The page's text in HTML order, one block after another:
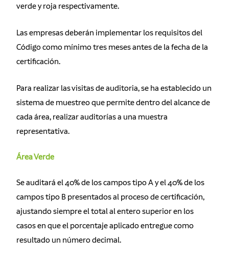
verde y roja respectivamente.
Las empresas deberán implementar los requisitos del
Código como mínimo tres meses antes de la fecha de la
certificación.
Para realizar las visitas de auditoria, se ha establecido un
sistema de muestreo que permite dentro del alcance de
cada área, realizar auditorías a una muestra
representativa.
Área Verde
Se auditará el 40% de los campos tipo A y el 40% de los
campos tipo B presentados al proceso de certificación,
ajustando siempre el total al entero superior en los
casos en que el porcentaje aplicado entregue como
resultado un número decimal.